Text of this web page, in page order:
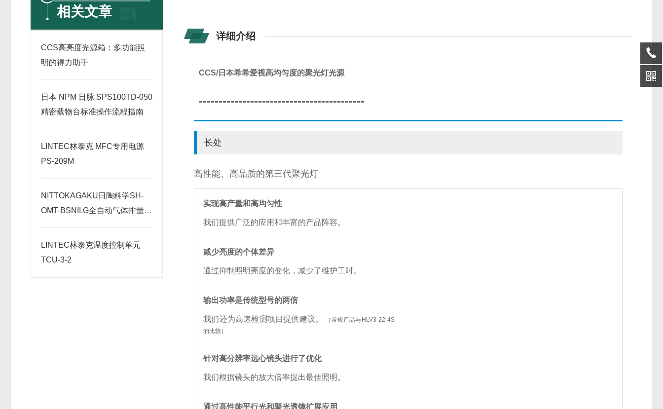
相关文章
CCS高亮度光源箱：多功能照
明的得力助手
日本 NPM 日脉 SPS100TD-050
精密载物台标准操作流程指南
LINTEC林泰克 MFC专用电源
PS-209M
NITTOKAGAKU日陶科学SH-
OMT-BSNII.G全自动气体排量型
LINTEC林泰克温度控制单元
TCU-3-2
详细介绍
CCS/日本希希爱视高均匀度的聚光灯光源
------------------------------------------
长处
高性能、高品质的第三代聚光灯
实现高产量和高均匀性
我们提供广泛的应用和丰富的产品阵容。
减少亮度的个体差异
通过抑制照明亮度的变化，减少了维护工时。
输出功率是传统型号的两倍
我们还为高速检测项目提供建议。
（常规产品与HLV3-22-4S
的比较）
针对高分辨率远心镜头进行了优化
我们根据镜头的放大倍率提出最佳照明。
通过高性能平行光和聚光透镜扩展应用